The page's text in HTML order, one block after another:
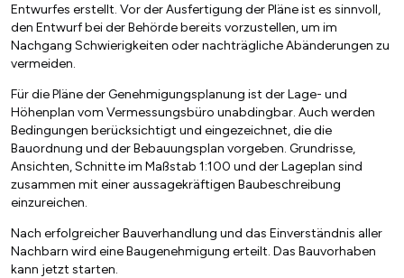
Entwurfes erstellt. Vor der Ausfertigung der Pläne ist es sinnvoll,
den Entwurf bei der Behörde bereits vorzustellen, um im
Nachgang Schwierigkeiten oder nachträgliche Abänderungen zu
vermeiden.
Für die Pläne der Genehmigungsplanung ist der Lage- und
Höhenplan vom Vermessungsbüro unabdingbar. Auch werden
Bedingungen berücksichtigt und eingezeichnet, die die
Bauordnung und der Bebauungsplan vorgeben. Grundrisse,
Ansichten, Schnitte im Maßstab 1:100 und der Lageplan sind
zusammen mit einer aussagekräftigen Baubeschreibung
einzureichen.
Nach erfolgreicher Bauverhandlung und das Einverständnis aller
Nachbarn wird eine Baugenehmigung erteilt. Das Bauvorhaben
kann jetzt starten.